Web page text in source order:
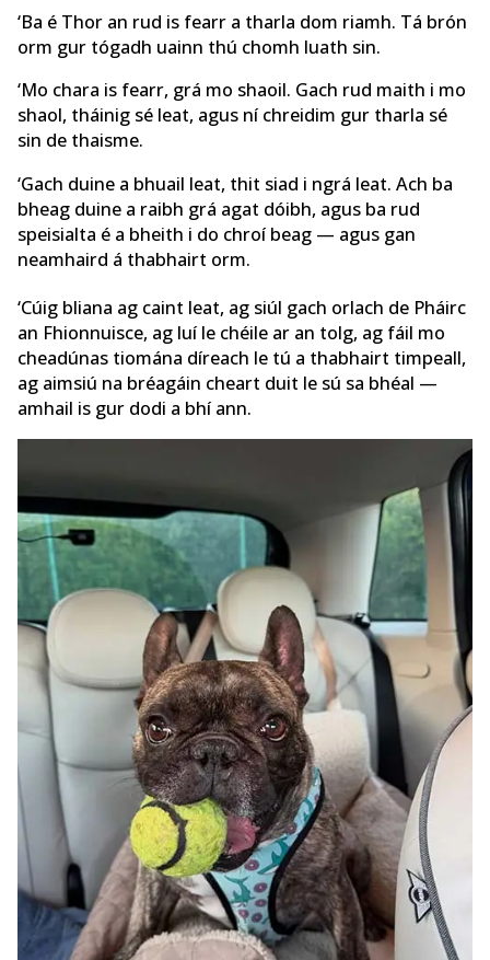
‘Ba é Thor an rud is fearr a tharla dom riamh. Tá brón
orm gur tógadh uainn thú chomh luath sin.
‘Mo chara is fearr, grá mo shaoil. Gach rud maith i mo
shaol, tháinig sé leat, agus ní chreidim gur tharla sé
sin de thaisme.
‘Gach duine a bhuail leat, thit siad i ngrá leat. Ach ba
bheag duine a raibh grá agat dóibh, agus ba rud
speisialta é a bheith i do chroí beag — agus gan
neamhaird á thabhairt orm.
‘Cúig bliana ag caint leat, ag siúl gach orlach de Pháirc
an Fhionnuisce, ag luí le chéile ar an tolg, ag fáil mo
cheadúnas tiomána díreach le tú a thabhairt timpeall,
ag aimsiú na bréagáin cheart duit le sú sa bhéal —
amhail is gur dodi a bhí ann.